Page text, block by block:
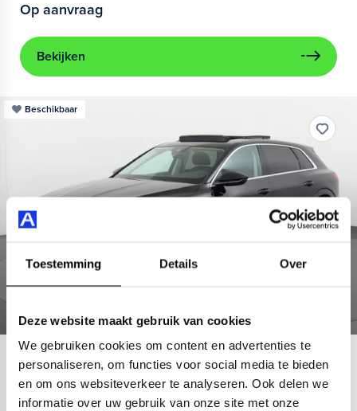
Toestemming Details Over
Deze website maakt gebruik van cookies
We gebruiken cookies om content en advertenties te
personaliseren, om functies voor social media te bieden
en om ons websiteverkeer te analyseren. Ook delen we
informatie over uw gebruik van onze site met onze
Op aanvraag
Bekijken
Beschikbaar
Audi e-tron
55 quattro Advanced 95 kWh